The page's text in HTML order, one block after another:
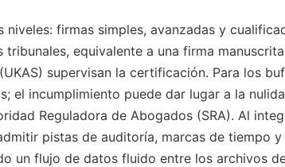
firmas simples, avanzadas y
equivalente a una firma
supervisan la certificación. Para los
el incumplimiento puede dar lugar a la
Reguladora de Abogados (SRA). Al
pistas de auditoría, marcas de tiempo
un flujo de datos fluido entre los archivos